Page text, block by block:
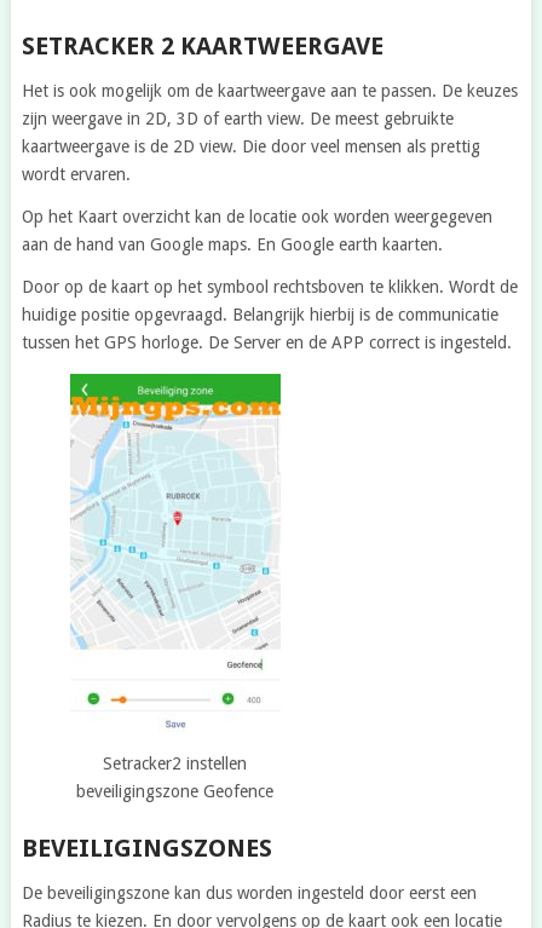
SETRACKER 2 KAARTWEERGAVE
Het is ook mogelijk om de kaartweergave aan te passen. De keuzes
zijn weergave in 2D, 3D of earth view. De meest gebruikte
kaartweergave is de 2D view. Die door veel mensen als prettig
wordt ervaren.
Op het Kaart overzicht kan de locatie ook worden weergegeven
aan de hand van Google maps. En Google earth kaarten.
Door op de kaart op het symbool rechtsboven te klikken. Wordt de
huidige positie opgevraagd. Belangrijk hierbij is de communicatie
tussen het GPS horloge. De Server en de APP correct is ingesteld.
Setracker2 instellen
beveiligingszone Geofence
BEVEILIGINGSZONES
De beveiligingszone kan dus worden ingesteld door eerst een
Radius te kiezen. En door vervolgens op de kaart ook een locatie